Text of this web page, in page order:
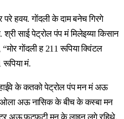
हवय. गोंदली के दाम बनेच गिरगे
साई पेट्रोल पंप मं मिलेइय्या किसान
गोंदली ह 211 रूपिया क्विंटल
मं.
के कतको पेट्रोल पंप मन मं अऊ
अऊ नासिक के बीच के कस्बा मन
अऊ फटफटी मन के लाइन लगे रहिथे.